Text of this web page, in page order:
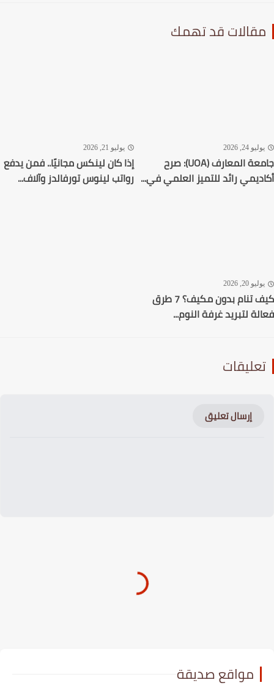
قد تهمك
24, 2026
جامعة المعارف (UOA): صرح
رائد للتميز العلمي في...
يوليو 21, 2026
إذا كان لينكس مجانيًا.. فمن يدفع
رواتب لينوس تورفالدز وآلاف...
20, 2026
كيف تنام بدون مكيف؟ 7 طرق
لتبريد غرفة النوم...
إرسال تعليق
مواقع صديقة